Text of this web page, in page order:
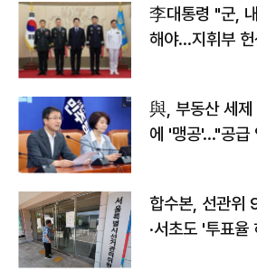
李대통령 "군,
해야…지휘부
與, 부동산 세제
에 '맹공'…"공급
합수본, 선관위
·서초도 '투표